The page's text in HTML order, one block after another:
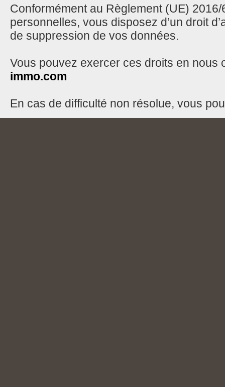
Conformément au Règlement (UE)
personnelles, vous disposez d’un droit
de suppression de vos données.
Vous pouvez exercer ces droits en nous
immo.com
En cas de difficulté non résolue, vous